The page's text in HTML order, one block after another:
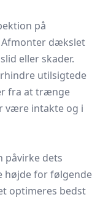
på
dækslet
eller skader.
utilsigtede
fra at trænge
være intakte og i
påvirke dets
højde for følgende
optimeres bedst